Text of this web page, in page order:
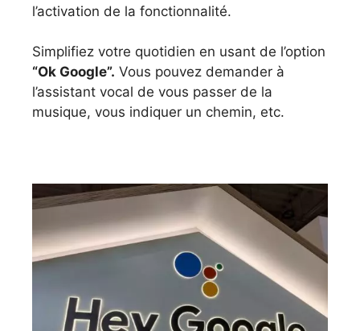
l’activation de la fonctionnalité.
Simplifiez votre quotidien en usant de l’option
“Ok Google”. Vous pouvez demander à
l’assistant vocal de vous passer de la
musique, vous indiquer un chemin, etc.